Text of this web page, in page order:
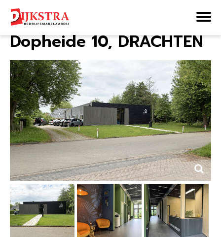
Home Aanbod
Dopheide 10, DRACHTEN